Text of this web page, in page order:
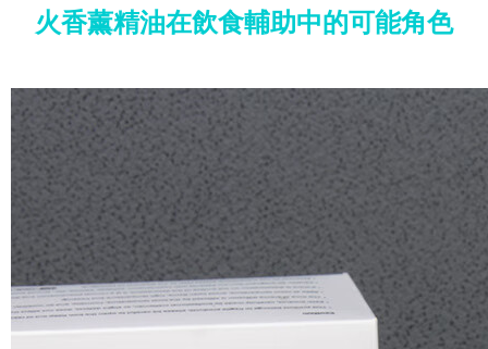
火香薰精油在飲食輔助中的可能角色